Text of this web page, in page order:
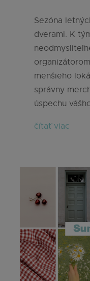
Sezóna
dverami. K
menšieho
správny
úspechu
čítať viac